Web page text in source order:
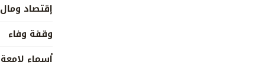
إقتصاد ومال
وقفة وفاء
أسماء لامعة